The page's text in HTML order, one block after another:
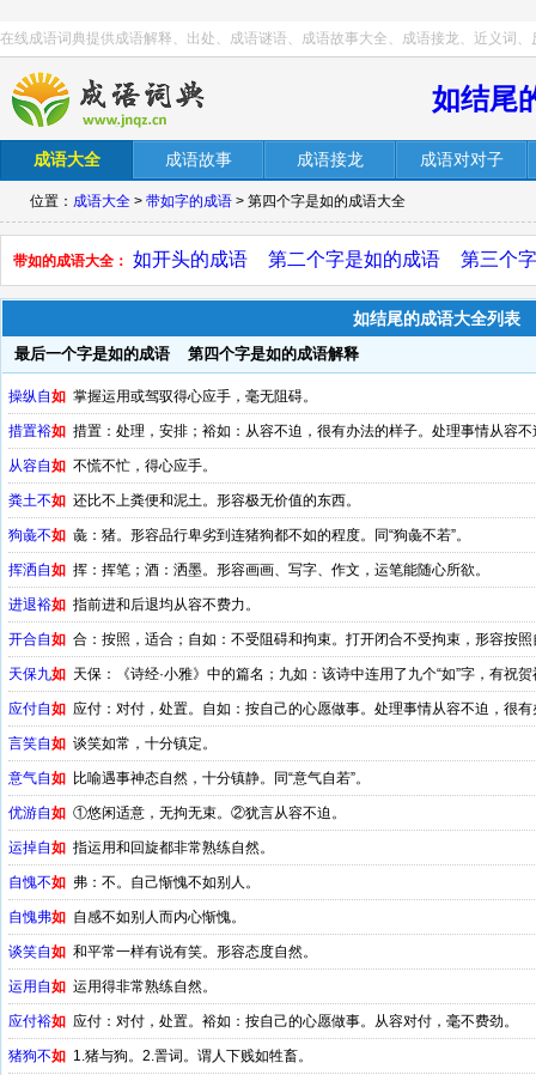
在线成语词典提供成语解释、出处、成语谜语、成语故事大全、成语接龙、近义词、
如结尾
成语大全 成语故事 成语接龙 成语对对子
位置： 成语大全 > 带如字的成语 > 第四个字是如的成语大全
带如的成语大全： 如开头的成语 第二个字是如的成语 第三个
如结尾的成语大全列表
最后一个字是如的成语 第四个字是如的成语解释
操纵自如 掌握运用或驾驭得心应手，毫无阻碍。
措置裕如 措置：处理，安排；裕如：从容不迫，很有办法的样子。处理事情从容
从容自如 不慌不忙，得心应手。
粪土不如 还比不上粪便和泥土。形容极无价值的东西。
狗彘不如 彘：猪。形容品行卑劣到连猪狗都不如的程度。同“狗彘不若”。
挥洒自如 挥：挥笔；酒：洒墨。形容画画、写字、作文，运笔能随心所欲。
进退裕如 指前进和后退均从容不费力。
开合自如 合：按照，适合；自如：不受阻碍和拘束。打开闭合不受拘束，形容按
天保九如 天保：《诗经·小雅》中的篇名；九如：该诗中连用了九个“如”字，有祝
应付自如 应付：对付，处置。自如：按自己的心愿做事。处理事情从容不迫，很有
言笑自如 谈笑如常，十分镇定。
意气自如 比喻遇事神态自然，十分镇静。同“意气自若”。
优游自如 ①悠闲适意，无拘无束。②犹言从容不迫。
运掉自如 指运用和回旋都非常熟练自然。
自愧不如 弗：不。自己惭愧不如别人。
自愧弗如 自感不如别人而内心惭愧。
谈笑自如 和平常一样有说有笑。形容态度自然。
运用自如 运用得非常熟练自然。
应付裕如 应付：对付，处置。裕如：按自己的心愿做事。从容对付，毫不费劲。
猪狗不如 1.猪与狗。2.詈词。谓人下贱如牲畜。